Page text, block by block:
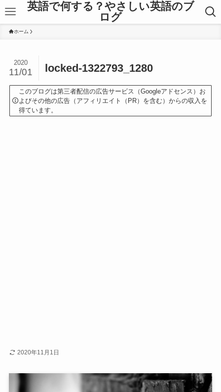
英語で何する？やさしい英語のブ
ログ
ホーム
locked-1322793_1280
2020
11/01
このブログは第三者配信の広告サービス（Googleアドセンス）お
よびその他の広告（アフィリエイト（PR）を含む）からの収入を
得ています。
2020年11月1日